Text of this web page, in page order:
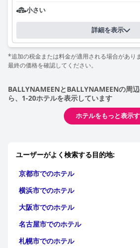
小さい
詳細を表示
*追加の税金または料金が適用される場合があり
最終の価格を確認してください。
BALLYNAMEENとBALLYNAMEENの周
ら、1-20ホテルを表示しています
ホテルをもっと表示
ユーザーがよく検索する目的地:
京都市でのホテル
横浜市でのホテル
大阪市でのホテル
名古屋市でのホテル
札幌市でのホテル